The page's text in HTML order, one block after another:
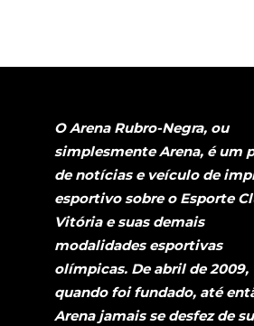
O Arena Rubro-Negra, ou
simplesmente Arena, é um
de notícias e veículo de
esportivo sobre o Esporte
Vitória e suas demais
modalidades esportivas
olímpicas. De abril de 2009,
quando foi fundado, até
Arena jamais se desfez de